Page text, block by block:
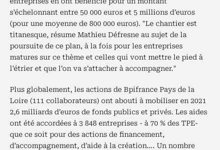
s’échelonnant entre 50 000 euros et 5 millions d’euros
(pour une moyenne de 800 000 euros). "Le chantier est
titanesque, résume Mathieu Défresne au sujet de la
poursuite de ce plan, à la fois pour les entreprises
matures sur ce thème et celles qui vont mettre le pied à
l’étrier et que l’on va s’attacher à accompagner."
Plus globalement, les actions de Bpifrance Pays de la
Loire (111 collaborateurs) ont abouti à mobiliser en 2021
2,6 milliards d’euros de fonds publics et privés. Les aides
ont été accordées à 3 848 entreprises - à 70 % des TPE-
que ce soit pour des actions de financement,
d’accompagnement, d’aide à la création…. Un nombre